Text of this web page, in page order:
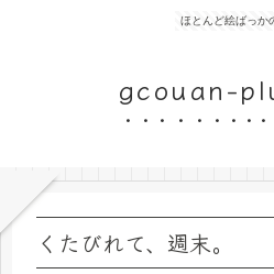
ほとんど絵ばっか
gcouan-
くたびれて、週末。